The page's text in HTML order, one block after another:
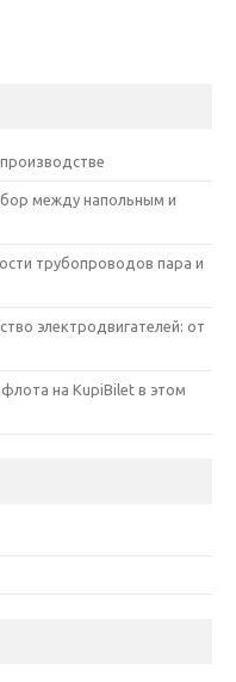
между напольным и
трубопроводов пара и
электродвигателей: от
на KupiBilet в этом